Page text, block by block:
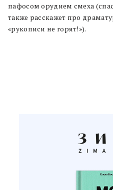
пафосом орудием смеха
также расскажет про
«рукописи не горят!»).